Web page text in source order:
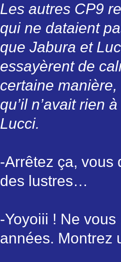
Les autres CP9
qui ne dataient
que Jabura et
essayèrent de
certaine
qu’il n’avait rien
Lucci.
-Arrêtez ça, vous
des lustres…
-Yoyoiii ! Ne
années. Montrez